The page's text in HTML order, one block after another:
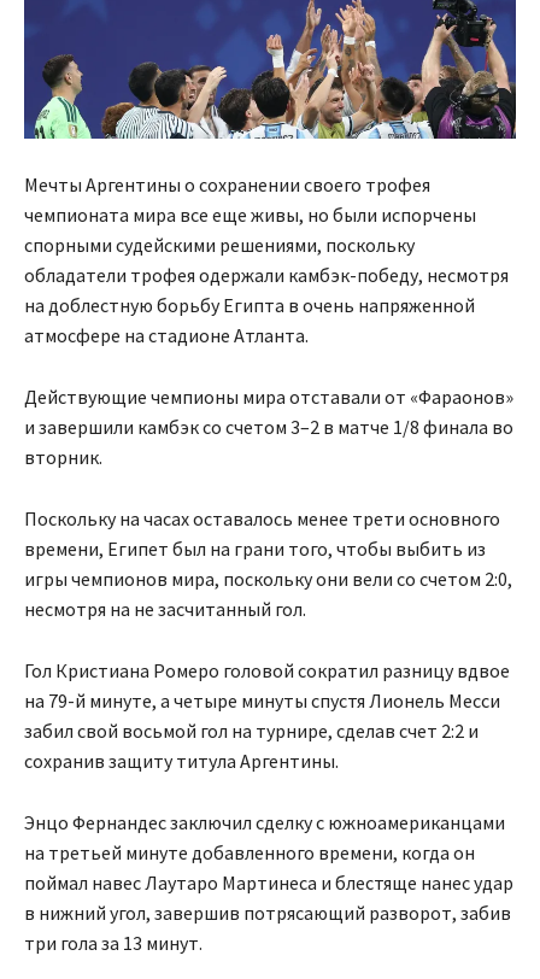
Мечты Аргентины о сохранении своего трофея
чемпионата мира все еще живы, но были испорчены
спорными судейскими решениями, поскольку
обладатели трофея одержали камбэк-победу, несмотря
на доблестную борьбу Египта в очень напряженной
атмосфере на стадионе Атланта.
Действующие чемпионы мира отставали от «Фараонов»
и завершили камбэк со счетом 3–2 в матче 1/8 финала во
вторник.
Поскольку на часах оставалось менее трети основного
времени, Египет был на грани того, чтобы выбить из
игры чемпионов мира, поскольку они вели со счетом 2:0,
несмотря на не засчитанный гол.
Гол Кристиана Ромеро головой сократил разницу вдвое
на 79-й минуте, а четыре минуты спустя Лионель Месси
забил свой восьмой гол на турнире, сделав счет 2:2 и
сохранив защиту титула Аргентины.
Энцо Фернандес заключил сделку с южноамериканцами
на третьей минуте добавленного времени, когда он
поймал навес Лаутаро Мартинеса и блестяще нанес удар
в нижний угол, завершив потрясающий разворот, забив
три гола за 13 минут.